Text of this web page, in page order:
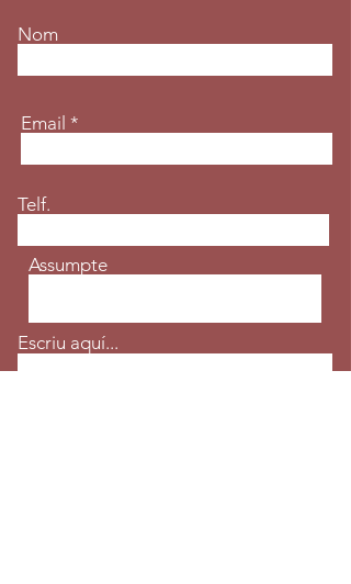
Nom
Email
Telf.
Assumpte
Escriu aquí...